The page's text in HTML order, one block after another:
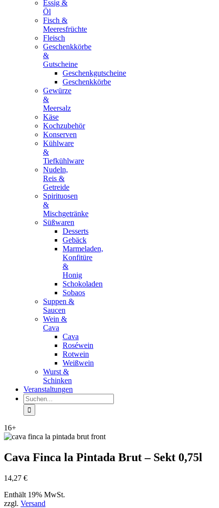
Essig &
Öl
Fisch &
Meeresfrüchte
Fleisch
Geschenkkörbe
&
Gutscheine
Geschenkgutscheine
Geschenkkörbe
Gewürze
&
Meersalz
Käse
Kochzubehör
Konserven
Kühlware
&
Tiefkühlware
Nudeln,
Reis &
Getreide
Spirituosen
&
Mischgetränke
Süßwaren
Desserts
Gebäck
Marmeladen,
Konfitüre
&
Honig
Schokoladen
Sobaos
Suppen &
Saucen
Wein &
Cava
Cava
Roséwein
Rotwein
Weißwein
Wurst &
Schinken
Veranstaltungen
Suche
nach:
16+
Cava Finca la Pintada Brut – Sekt 0,75l
14,27 €
Enthält 19% MwSt.
zzgl. Versand